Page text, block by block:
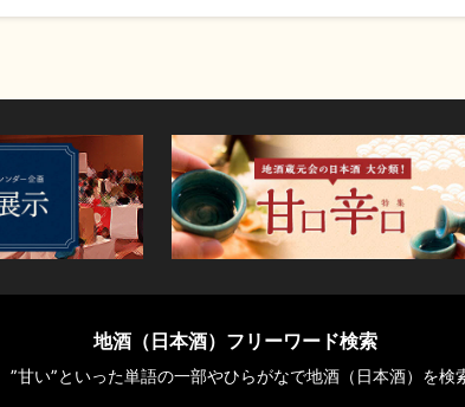
地酒（日本酒）フリーワード検索
”甘い”といった単語の一部やひらがなで地酒（日本酒）を検